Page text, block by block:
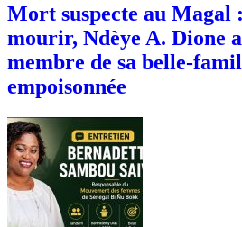
Mort suspecte au Magal
mourir, Ndèye A. Dione
membre de sa belle-
empoisonnée